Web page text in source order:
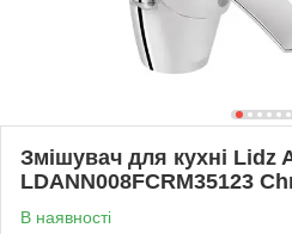
Змішувач для кухні Lidz
LDANN008FCRM35123
В наявності